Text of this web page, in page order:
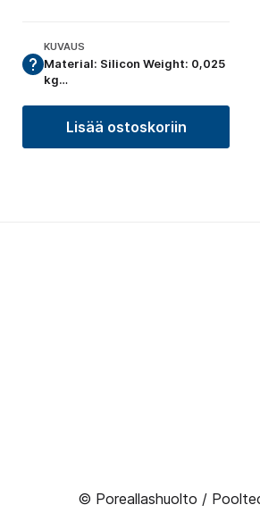
KUVAUS
Material: Silicon Weight: 0,025
kg…
Lisää ostoskoriin
© Poreallashuolto /